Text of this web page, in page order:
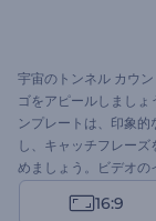
宇宙のトンネル カウ
ゴをアピールしまし
ンプレートは、印象
し、キャッチフレー
めましょう。ビデオの
ゼンテーションのオ
成して、あなたのプ
16:9